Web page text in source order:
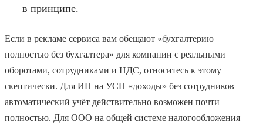
в принципе.
Если в рекламе сервиса вам обещают «бухгалтерию
полностью без бухгалтера» для компании с реальными
оборотами, сотрудниками и НДС, относитесь к этому
скептически. Для ИП на УСН «доходы» без сотрудников
автоматический учёт действительно возможен почти
полностью. Для ООО на общей системе налогообложения